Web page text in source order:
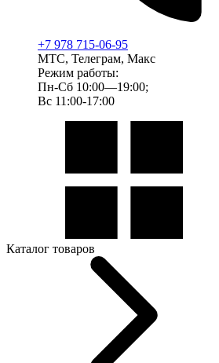
+7 978 715-06-95
МТС, Телеграм, Макс
Режим работы:
Пн-Сб 10:00—19:00;
Вс 11:00-17:00
Каталог товаров